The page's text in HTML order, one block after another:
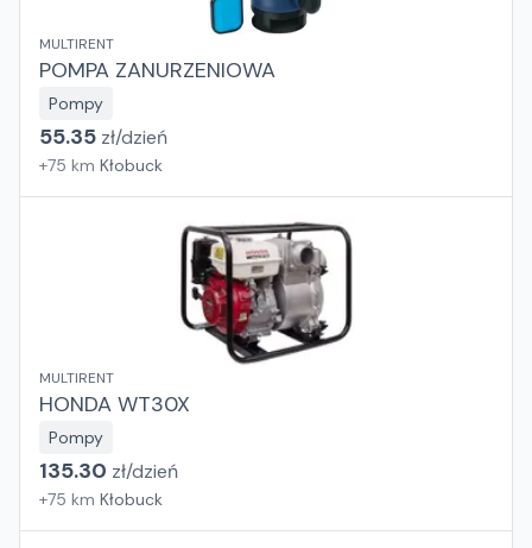
MULTIRENT
POMPA ZANURZENIOWA
Pompy
55.35 zł/dzień
+75 km Kłobuck
MULTIRENT
HONDA WT30X
Pompy
135.30 zł/dzień
+75 km Kłobuck